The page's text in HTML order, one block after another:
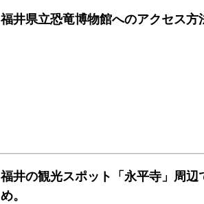
福井県立恐竜博物館へのアクセス方
福井の観光スポット「永平寺」周
め。